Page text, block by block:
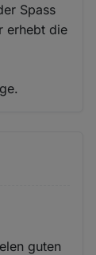
Spass
erhebt die
guten